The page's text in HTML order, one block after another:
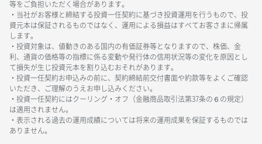
等をご負担いただく場合があります。
・当社がお客様と締結する投資一任契約に基づき投資運用を行うもので、投
資元本は保証されるものではなく、運用による損益はすべてお客さまに帰属
します。
・投資対象は、値動きのある国内の有価証券等となりますので、株価、金
利、通貨の価格等の指標に係る変動や発行体の信用状況等の変化を原因とし
て損失が生じ投資元本を割り込むおそれがあります。
・投資一任契約お申込みの前に、契約締結前交付書面や約款等をよくご確認
いただき、ご理解のうえお申し込みください。
・投資一任契約にはクーリング・オフ（金融商品取引法第37条の６の規定）
は適用されません。
・表示される過去の運用成績については将来の運用成果を保証するものでは
ありません。